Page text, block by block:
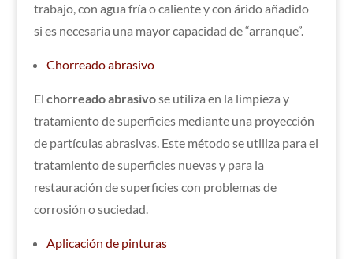
trabajo, con agua fría o caliente y con árido añadido
si es necesaria una mayor capacidad de “arranque”.
Chorreado abrasivo
El chorreado abrasivose utiliza en la limpieza y
tratamiento de superficies mediante una proyección
de partículas abrasivas. Este método se utiliza para el
tratamiento de superficies nuevas y para la
restauración de superficies con problemas de
corrosión o suciedad.
Aplicación de pinturas